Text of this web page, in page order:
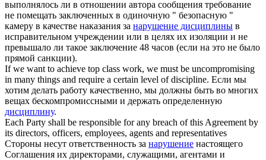
выполнялось ли в отношении автора сообщения требование
не помещать заключенных в одиночную " безопасную "
камеру в качестве наказания за нарушение дисциплины в
исправительном учреждении или в целях их изоляции и не
превышало ли такое заключение 48 часов (если на это не было
прямой санкции).
If we want to achieve top class work, we must be uncompromising
in many things and require a certain level of discipline. Если мы
хотим делать работу качественно, мы должны быть во многих
вещах бескомпромиссными и держать определенную
дисциплину.
Each Party shall be responsible for any breach ofthis Agreement by
its directors, officers, employees, agents and representatives
Стороны несут ответственность за нарушение настоящего
Соглашения их директорами, служащими, агентами и